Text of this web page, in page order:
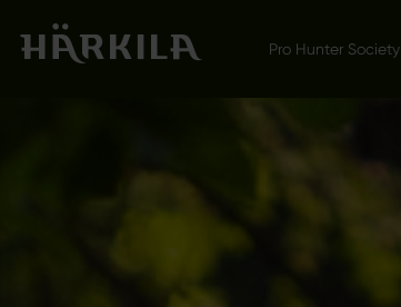
Pro Hunter Society